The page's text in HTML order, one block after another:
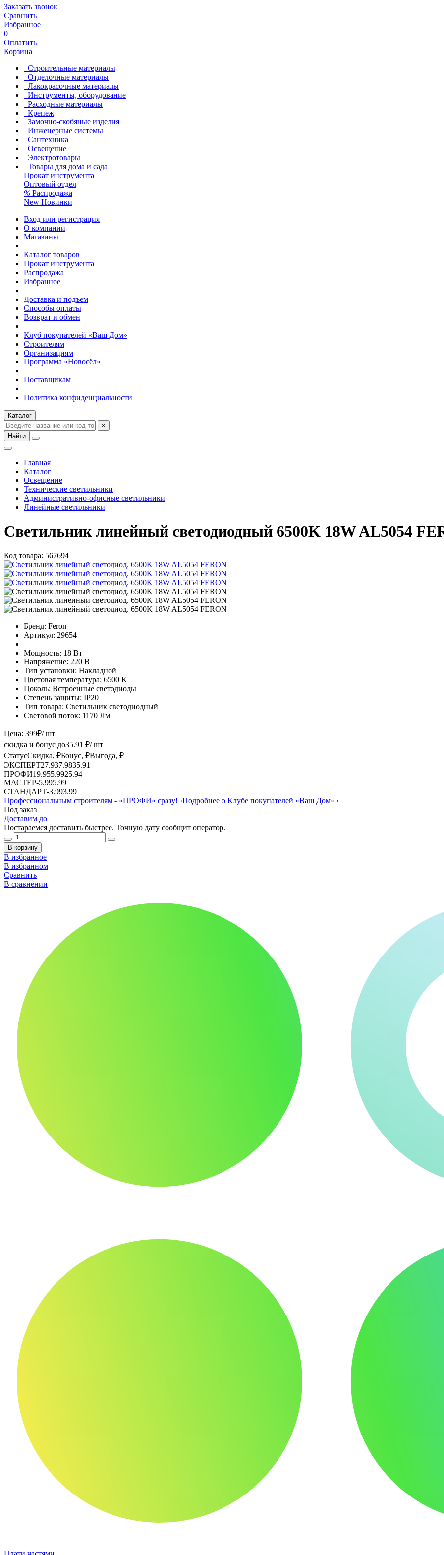
Заказать звонок
Сравнить
Избранное
0
Оплатить
Корзина
Строительные материалы
Отделочные материалы
Лакокрасочные материалы
Инструменты, оборудование
Расходные материалы
Крепеж
Замочно-скобяные изделия
Инженерные системы
Сантехника
Освещение
Электротовары
Товары для дома и сада
Прокат инструмента
Оптовый отдел
% Распродажа
New Новинки
Вход или регистрация
О компании
Магазины
Каталог товаров
Прокат инструмента
Распродажа
Избранное
Доставка и подъем
Способы оплаты
Возврат и обмен
Клуб покупателей «Ваш Дом»
Строителям
Организациям
Программа «Новосёл»
Поставщикам
Политика конфиденциальности
Каталог
×
Найти
Главная
Каталог
Освещение
Технические светильники
Административно-офисные светильники
Линейные светильники
Светильник линейный светодиодный 6500K 18W AL5054
Код товара: 567694
Бренд: Feron
Артикул: 29654
Мощность: 18 Вт
Напряжение: 220 В
Тип установки: Накладной
Цветовая температура: 6500 К
Цоколь: Встроенные светодиоды
Степень защиты: IP20
Тип товара: Светильник светодиодный
Световой поток: 1170 Лм
Цена: 399₽/ шт
скидка и бонус до35.91 ₽/ шт
СтатусСкидка, ₽Бонус, ₽Выгода, ₽
ЭКСПЕРТ27.937.9835.91
ПРОФИ19.955.9925.94
МАСТЕР-5.995.99
СТАНДАРТ-3.993.99
Профессиональным строителям - «ПРОФИ» сразу! ›Подробнее о Клубе покупателей «Ваш Дом» ›
Под заказ
Доставим до
Постараемся доставить быстрее. Точную дату сообщит оператор.
В корзину
В избранное
В избранном
Сравнить
В сравнении
Плати частями